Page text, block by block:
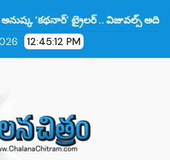
ట్రైలర్ .. విజువల్స్ అదిరిపోయాయి కానీ
12:45:14 PM